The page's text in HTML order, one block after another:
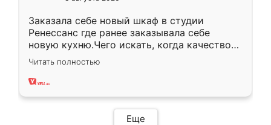
Заказала себе новый шкаф в студии
Ренессанс где ранее заказывала себе
новую кухню.Чего искать, когда качеством
вполне довольна. Служит кухня уже почти
два года, нареканий нет.
Читать полностью
Еще